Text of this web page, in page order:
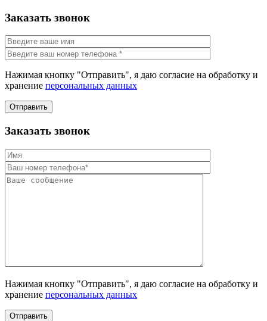
Заказать звонок
Нажимая кнопку "Отправить", я даю согласие на обработку и
хранение персональных данных
Отправить
Заказать звонок
Нажимая кнопку "Отправить", я даю согласие на обработку и
хранение персональных данных
Отправить